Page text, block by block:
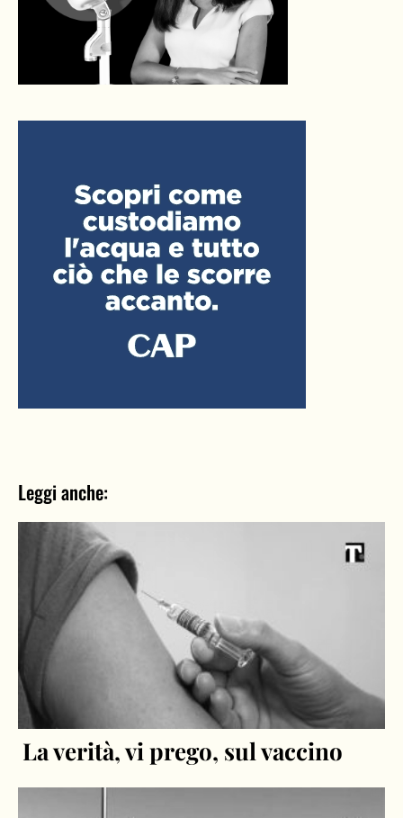
Leggi anche:
La verità, vi prego, sul vaccino